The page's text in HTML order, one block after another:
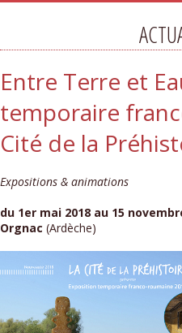
Entre Terre et
temporaire
Cité de la
Expositions & animations
du 1er mai 2018 au 15
Orgnac (Ardèche)